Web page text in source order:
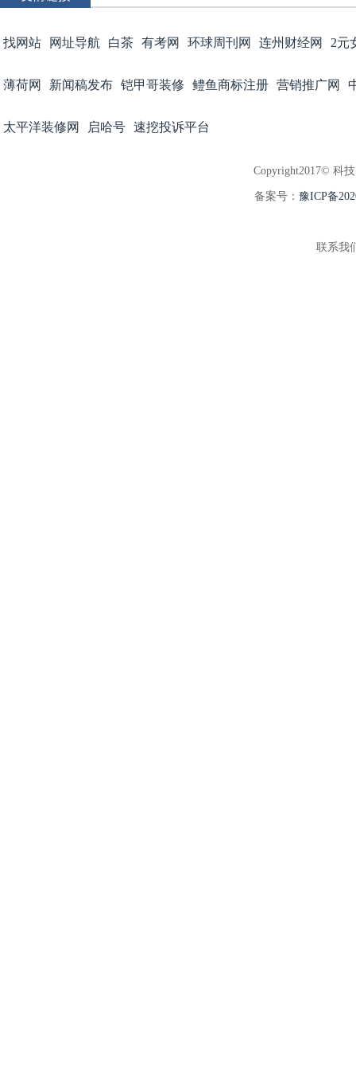
找网站 网址导航 白茶 有考网 环球周刊网 连州财经网 2元
薄荷网 新闻稿发布 铠甲哥装修 鳢鱼商标注册 营销推广网
太平洋装修网 启哈号 速挖投诉平台
Copyright2017© 科
备案号： 豫ICP备
联系我